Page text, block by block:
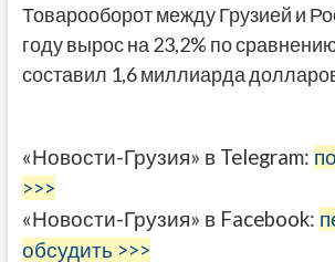
Товарооборот между Грузией и
году вырос на 23,2% по
составил 1,6 миллиарда
«Новости-Грузия» в Telegram:
>>>
«Новости-Грузия» в Facebook:
обсудить >>>